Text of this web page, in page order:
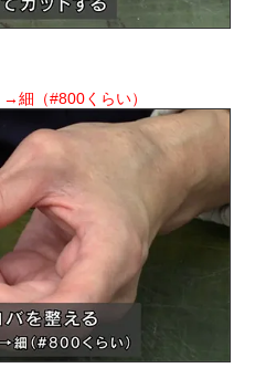
→細（#800くらい）